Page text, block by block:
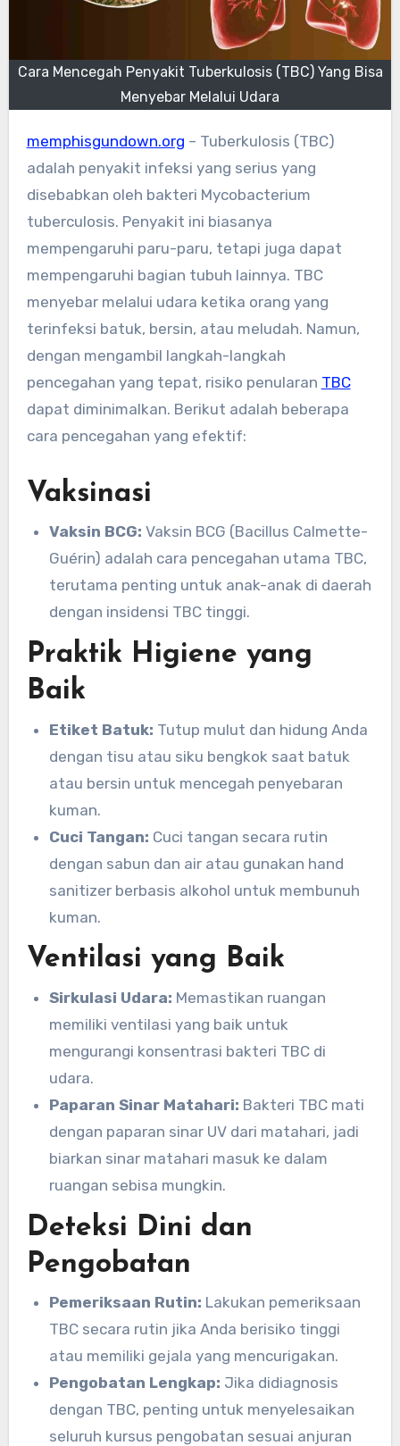
Cara Mencegah Penyakit Tuberkulosis (TBC) Yang Bisa
Menyebar Melalui Udara
memphisgundown.org – Tuberkulosis (TBC)
adalah penyakit infeksi yang serius yang
disebabkan oleh bakteri Mycobacterium
tuberculosis. Penyakit ini biasanya
mempengaruhi paru-paru, tetapi juga dapat
mempengaruhi bagian tubuh lainnya. TBC
menyebar melalui udara ketika orang yang
terinfeksi batuk, bersin, atau meludah. Namun,
dengan mengambil langkah-langkah
pencegahan yang tepat, risiko penularan TBC
dapat diminimalkan. Berikut adalah beberapa
cara pencegahan yang efektif:
Vaksinasi
Vaksin BCG: Vaksin BCG (Bacillus Calmette-
Guérin) adalah cara pencegahan utama TBC,
terutama penting untuk anak-anak di daerah
dengan insidensi TBC tinggi.
Praktik Higiene yang
Baik
Etiket Batuk: Tutup mulut dan hidung Anda
dengan tisu atau siku bengkok saat batuk
atau bersin untuk mencegah penyebaran
kuman.
Cuci Tangan: Cuci tangan secara rutin
dengan sabun dan air atau gunakan hand
sanitizer berbasis alkohol untuk membunuh
kuman.
Ventilasi yang Baik
Sirkulasi Udara: Memastikan ruangan
memiliki ventilasi yang baik untuk
mengurangi konsentrasi bakteri TBC di
udara.
Paparan Sinar Matahari: Bakteri TBC mati
dengan paparan sinar UV dari matahari, jadi
biarkan sinar matahari masuk ke dalam
ruangan sebisa mungkin.
Deteksi Dini dan
Pengobatan
Pemeriksaan Rutin: Lakukan pemeriksaan
TBC secara rutin jika Anda berisiko tinggi
atau memiliki gejala yang mencurigakan.
Pengobatan Lengkap: Jika didiagnosis
dengan TBC, penting untuk menyelesaikan
seluruh kursus pengobatan sesuai anjuran